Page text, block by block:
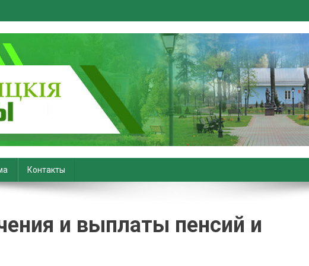
Новости Хойник.
Контакты
и выплаты пенсий и